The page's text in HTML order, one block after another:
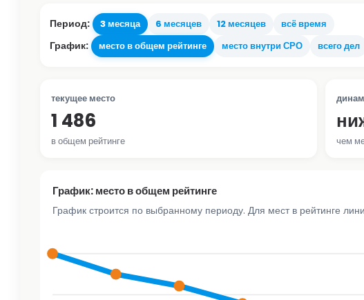
Период: 3 месяца 6 месяцев 12 месяцев всё время
График: место в общем рейтинге место внутри СРО всего дел
текущее место
1 486
в общем рейтинге чем
График: место в общем рейтинге
График строится по выбранному периоду. Для мест в рейтинге